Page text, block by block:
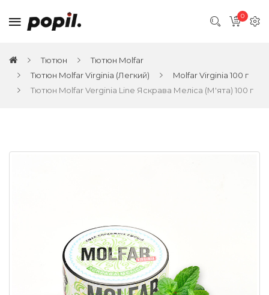
0
Тютюн
Тютюн Molfar
Тютюн Molfar Virginia (Легкий)
Molfar Virginia 100 г
Тютюн Molfar Verginia Line Яскрава Меліса (М'ята) 100 г